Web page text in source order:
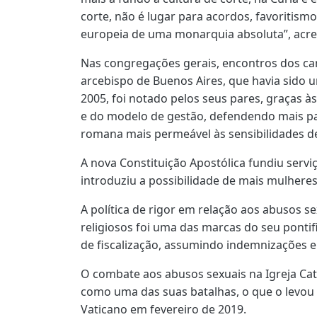
corte, não é lugar para acordos,
europeia de uma monarquia absoluta”,
Nas congregações gerais, encontros dos
arcebispo de Buenos Aires, que havia sido
2005, foi notado pelos seus pares, graças
e do modelo de gestão, defendendo mais
romana mais permeável às sensibilidades
A nova Constituição Apostólica fundiu
introduziu a possibilidade de mais
A política de rigor em relação aos abusos
religiosos foi uma das marcas do seu
de fiscalização, assumindo indemnizações
O combate aos abusos sexuais na Igreja
como uma das suas batalhas, o que o
Vaticano em fevereiro de 2019.